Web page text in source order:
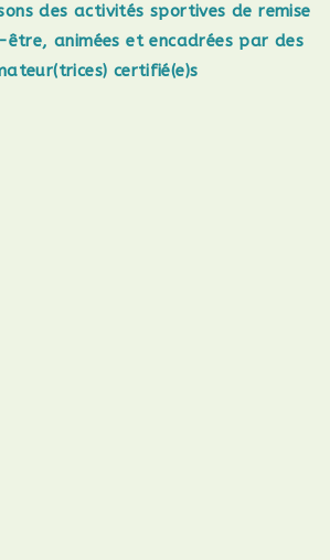
des activités sportives de remise
animées et encadrées par des
certifié(e)s